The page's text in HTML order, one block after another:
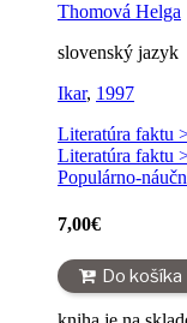
Thomová Helga
slovenský jazyk
Ikar, 1997
Literatúra faktu
Literatúra faktu
Populárno-
7,00€
Do košíka